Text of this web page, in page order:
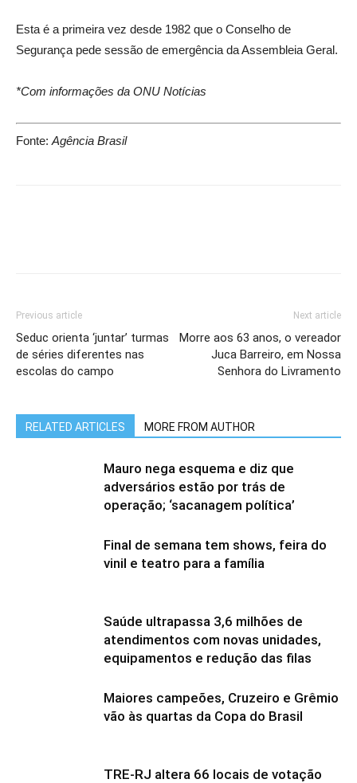
Esta é a primeira vez desde 1982 que o Conselho de
Segurança pede sessão de emergência da Assembleia Geral.
*Com informações da ONU Notícias
Fonte: Agência Brasil
Previous article
Seduc orienta ‘juntar’ turmas
de séries diferentes nas
escolas do campo
Next article
Morre aos 63 anos, o vereador
Juca Barreiro, em Nossa
Senhora do Livramento
RELATED ARTICLES MORE FROM AUTHOR
Mauro nega esquema e diz que
adversários estão por trás de
operação; ‘sacanagem política’
Final de semana tem shows, feira do
vinil e teatro para a família
Saúde ultrapassa 3,6 milhões de
atendimentos com novas unidades,
equipamentos e redução das filas
Maiores campeões, Cruzeiro e Grêmio
vão às quartas da Copa do Brasil
TRE-RJ altera 66 locais de votação